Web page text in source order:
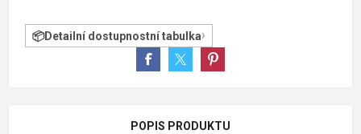
Detailní dostupnostní tabulka
POPIS PRODUKTU